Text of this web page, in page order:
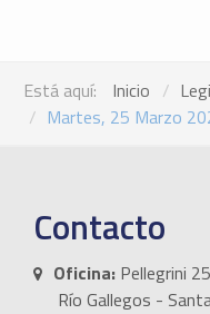
Está aquí: Inicio
Martes, 25 Marzo
Contacto
Oficina: Pellegrini
Río Gallegos -